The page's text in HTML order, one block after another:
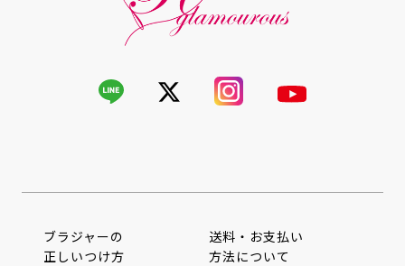
ブラジャーの
正しいつけ方
送料・お支払い
方法について